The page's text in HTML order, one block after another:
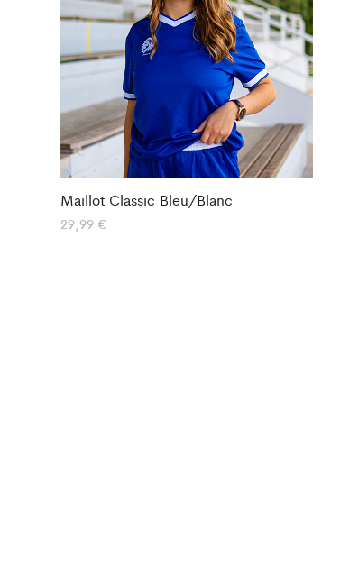
Maillot Classic Bleu/Blanc
29,99 €